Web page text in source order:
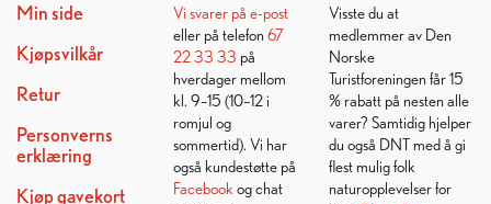
Min side
Kjøpsvilkår
Retur
Personverns
erklæring
Kjøp gavekort
Vi svarer på e-post
eller på telefon 67
22 33 33 på
hverdager mellom
kl. 9–15 (10–12 i
romjul og
sommertid). Vi har
også kundestøtte på
Facebook og chat
Visste du at
medlemmer av Den
Norske
Turistforeningen får 15
% rabatt på nesten alle
varer? Samtidig hjelper
du også DNT med å gi
flest mulig folk
naturopplevelser for